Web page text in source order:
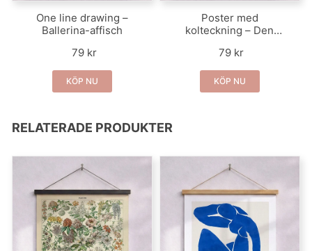
One line drawing –
Ballerina-affisch
79 kr
KÖP NU
Poster med
kolteckning – Den
79 kr
KÖP NU
RELATERADE PRODUKTER